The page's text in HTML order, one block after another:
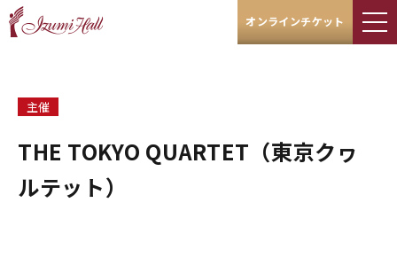
オンラインチケット
主催
THE TOKYO QUARTET（東京クヮ
ルテット）